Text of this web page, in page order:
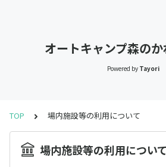
オートキャンプ森の
Powered by Tayori
TOP 場内施設等の利用について
場内施設等の利用について